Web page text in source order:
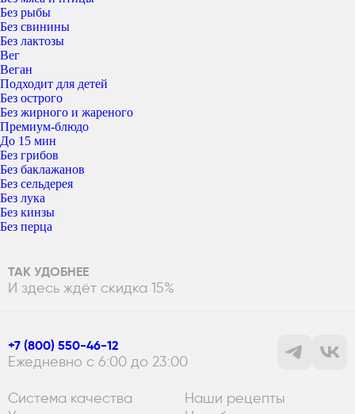
Без рыбы
Без свинины
Без лактозы
Вег
Веган
Подходит для детей
Без острого
Без жирного и жареного
Премиум-блюдо
До 15 мин
Без грибов
Без баклажанов
Без сельдерея
Без лука
Без кинзы
Без перца
ТАК УДОБНЕЕ
И здесь ждёт скидка 15%
+7 (800) 550-46-12
Ежедневно с 6:00 до 23:00
Система качества
Наши рецепты